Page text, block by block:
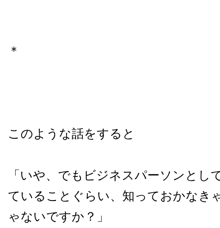
＊
このような話をすると
「いや、でもビジネスパーソンとし
ていることぐらい、知っておかなき
ゃないですか？」